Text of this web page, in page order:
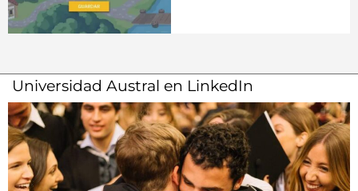
Universidad Austral en LinkedIn